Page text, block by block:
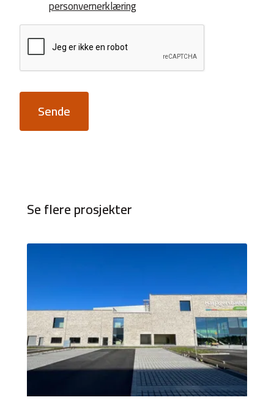
personvernerklæring
Sende
Se flere prosjekter